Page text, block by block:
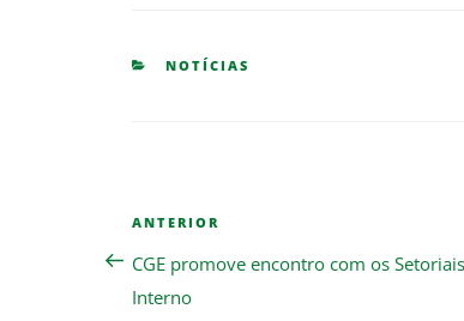
CATEGORIES
NOTÍCIAS
Navegação
Post
Previous
Post
ANTERIOR
CGE promove encontro com os
Interno